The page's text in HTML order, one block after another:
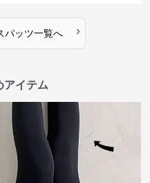
パッツ一覧へ ›
アイテム